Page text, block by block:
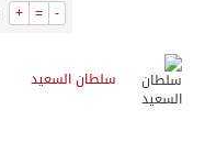
+ = -
سلطان السعيد